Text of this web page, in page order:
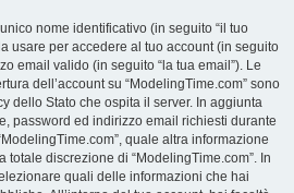
nome identificativo (in seguito “il tuo
usare per accedere al tuo account (in seguito
email valido (in seguito “la tua email”). Le
dell’account su “ModelingTime.com” sono
dello Stato che ospita il server. In aggiunta
password ed indirizzo email richiesti durante
quale altra informazione
discrezione di “ModelingTime.com”. In
quali delle informazioni che hai